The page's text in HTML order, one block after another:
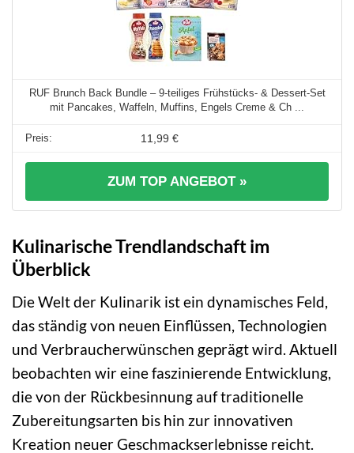
RUF Brunch Back Bundle – 9-teiliges Frühstücks- & Dessert-Set
mit Pancakes, Waffeln, Muffins, Engels Creme & Ch ...
11,99 €
ZUM TOP ANGEBOT »
Kulinarische Trendlandschaft im
Überblick
Die Welt der Kulinarik ist ein dynamisches Feld,
das ständig von neuen Einflüssen, Technologien
und Verbraucherwünschen geprägt wird. Aktuell
beobachten wir eine faszinierende Entwicklung,
die von der Rückbesinnung auf traditionelle
Zubereitungsarten bis hin zur innovativen
Kreation neuer Geschmackserlebnisse reicht.